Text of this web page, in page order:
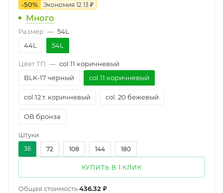
-50% Экономия 12.13 ₽
Много
Размер — 54L
44L
54L
Цвет ТП — col.11 коричневый
BLK-17 черный
col.11 коричневый
col.12 т. коричневый col. 20 бежевый
OB бронза
Штуки
36
72 108 144 180
КУПИТЬ В 1 КЛИК
Общая стоимость436.32 ₽